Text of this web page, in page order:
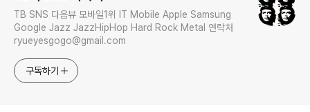
TB SNS 다음뷰 모바일1위 IT Mobile Apple Samsung
Google Jazz JazzHipHop Hard Rock Metal 연락처
ryueyesgogo@gmail.com
구독하기